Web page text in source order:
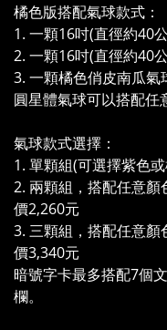
橘色版搭配氣球款式：
1. 一顆16吋(直徑約40
2. 一顆16吋(直徑約40
3. 一顆橘色俏皮南瓜氣
圓星體氣球可以搭配任
氣球款式選擇：
1. 單顆組(可選擇紫色
2. 兩顆組，搭配任意
價2,260元
3. 三顆組，搭配任意
價3,340元
暗號字卡最多搭配7個
欄。